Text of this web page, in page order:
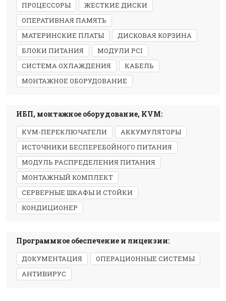
ПРОЦЕССОРЫ
ЖЕСТКИЕ ДИСКИ
ОПЕРАТИВНАЯ ПАМЯТЬ
МАТЕРИНСКИЕ ПЛАТЫ
ДИСКОВАЯ КОРЗИНА
БЛОКИ ПИТАНИЯ
МОДУЛИ PCI
СИСТЕМА ОХЛАЖДЕНИЯ
КАБЕЛЬ
МОНТАЖНОЕ ОБОРУДОВАНИЕ
ИБП, монтажное оборудование, KVM:
KVM-ПЕРЕКЛЮЧАТЕЛИ
АККУМУЛЯТОРЫ
ИСТОЧНИКИ БЕСПЕРЕБОЙНОГО ПИТАНИЯ
МОДУЛЬ РАСПРЕДЕЛЕНИЯ ПИТАНИЯ
МОНТАЖНЫЙ КОМПЛЕКТ
СЕРВЕРНЫЕ ШКАФЫ И СТОЙКИ
КОНДИЦИОНЕР
Программное обеспечение и лицензии:
ДОКУМЕНТАЦИЯ
ОПЕРАЦИОННЫЕ СИСТЕМЫ
АНТИВИРУС